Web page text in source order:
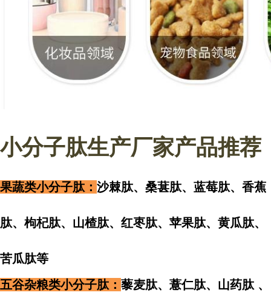
小分子肽生产厂家产品推荐
果蔬类小分子肽： 沙棘肽、桑葚肽、蓝莓肽、香蕉
肽、枸杞肽、山楂肽、红枣肽、苹果肽、黄瓜肽、
苦瓜肽等
五谷杂粮类小分子肽： 藜麦肽、薏仁肽、山药肽 、